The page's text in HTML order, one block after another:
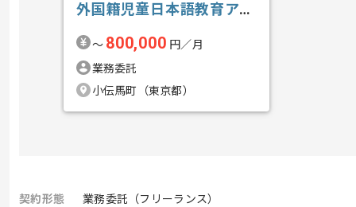
外国籍児童日本語教育アプ
〜 800,000 円／月
業務委託
小伝馬町（東京都）
契約形態
業務委託（フリーランス）